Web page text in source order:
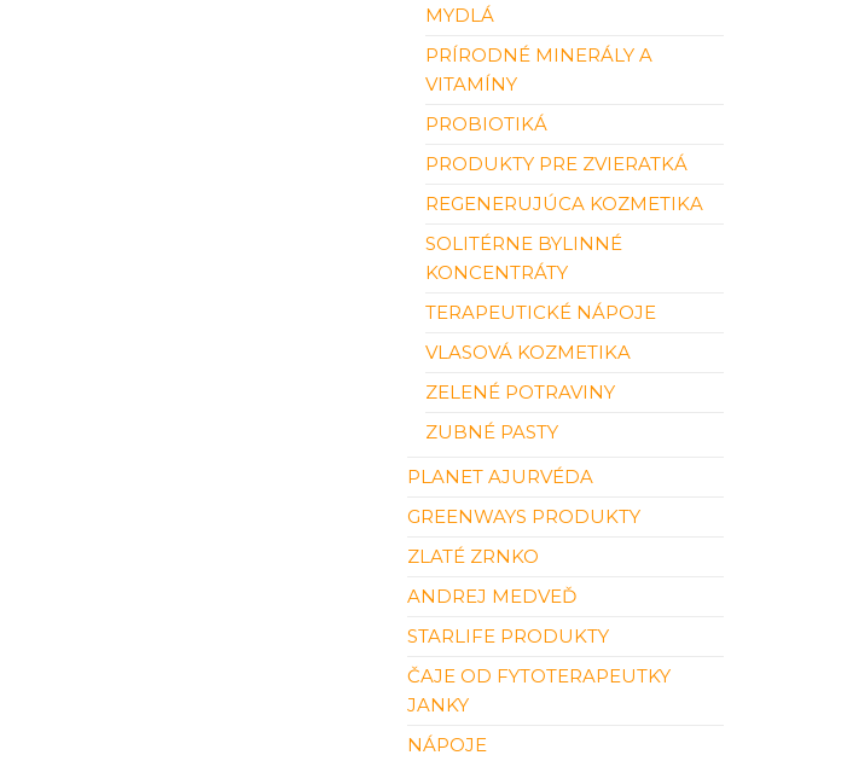
MYDLÁ
PRÍRODNÉ MINERÁLY A
VITAMÍNY
PROBIOTIKÁ
PRODUKTY PRE ZVIERATKÁ
REGENERUJÚCA KOZMETIKA
SOLITÉRNE BYLINNÉ
KONCENTRÁTY
TERAPEUTICKÉ NÁPOJE
VLASOVÁ KOZMETIKA
ZELENÉ POTRAVINY
ZUBNÉ PASTY
PLANET AJURVÉDA
GREENWAYS PRODUKTY
ZLATÉ ZRNKO
ANDREJ MEDVEĎ
STARLIFE PRODUKTY
ČAJE OD FYTOTERAPEUTKY
JANKY
NÁPOJE